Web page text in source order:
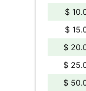
$
$
$
$
$